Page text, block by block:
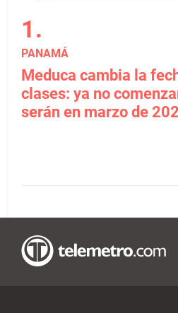
PANAMÁ
Meduca cambia la
clases: ya no
serán en marzo de